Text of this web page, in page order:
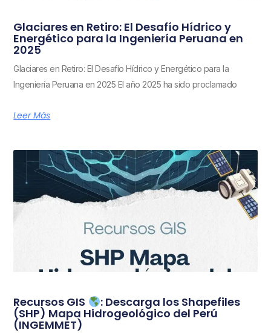
Glaciares en Retiro: El Desafío Hídrico y
Energético para la Ingeniería Peruana en
2025
Glaciares en Retiro: El Desafío Hídrico y Energético para la
Ingeniería Peruana en 2025 El año 2025 ha sido proclamado
Leer Más
Recursos GIS : Descarga los Shapefiles
(SHP) Mapa Hidrogeológico del Perú
(INGEMMET)